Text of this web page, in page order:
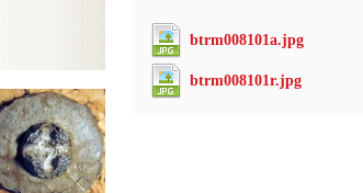
btrm008101a.jpg
btrm008101r.jpg